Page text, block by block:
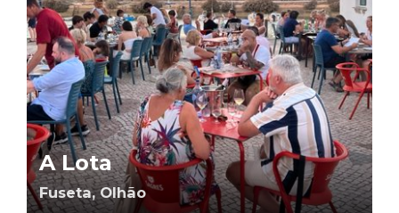
A Lota
Fuseta, Olhão